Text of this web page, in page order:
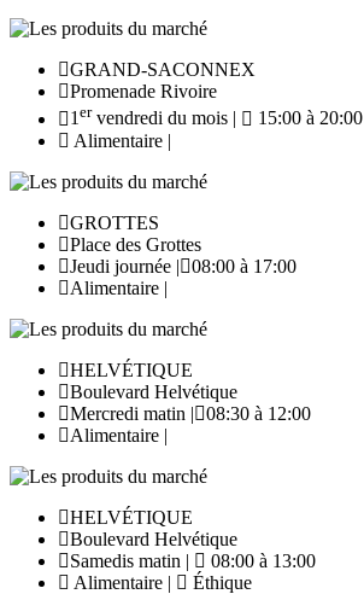
GRAND-SACONNEX
Promenade Rivoire
1ervendredi du mois |
15:00 à 20:00
Alimentaire |
GROTTES
Place des Grottes
Jeudi journée |
08:00 à 17:00
Alimentaire |
HELVÉTIQUE
Boulevard Helvétique
Mercredi matin |
08:30 à 12:00
Alimentaire |
HELVÉTIQUE
Boulevard Helvétique
Samedis matin |
08:00 à 13:00
Alimentaire |
Éthique